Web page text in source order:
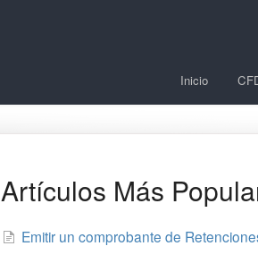
Inicio
Artículos Más
Emitir un comprobante de